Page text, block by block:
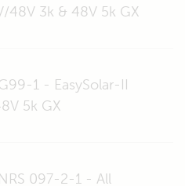
48V 3k & 48V 5k GX
1 - EasySolar-II
5k GX
097-2-1 - All